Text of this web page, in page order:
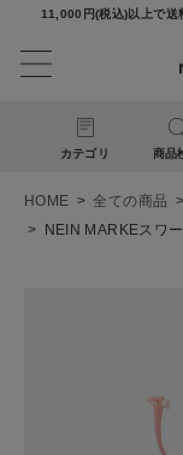
11,000円(税込)以上で送
カテゴリ 商品
ACCOUNT MENU
HOME 全ての商品
NEIN MARKEスワ